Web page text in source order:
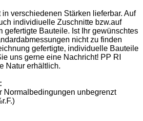
verschiedenen Stärken lieferbar. Auf
individiuelle Zuschnitte bzw.auf
gefertigte Bauteile. Ist Ihr gewünschtes
nicht zu finden
gefertigte, individuelle Bauteile
uns gerne eine Nachricht! PP RI
Natur erhältlich.
Normalbedingungen unbegrenzt